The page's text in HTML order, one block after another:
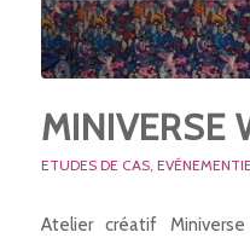
MINIVERSE
ETUDES DE CAS,
Atelier créatif